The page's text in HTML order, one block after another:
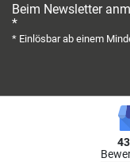
Beim Newsletter
*
* Einlösbar ab einem